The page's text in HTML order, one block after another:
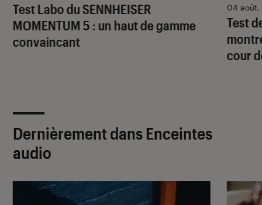
Test Labo du SENNHEISER
MOMENTUM 5 : un haut de gamme
convaincant
Test
cour
04 août.
Dernièrement dans Enceintes
audio